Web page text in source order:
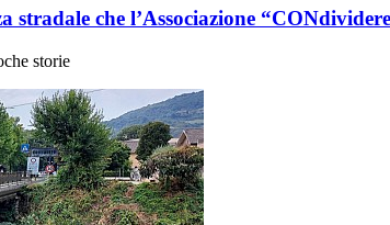
stradale che l’Associazione
storie